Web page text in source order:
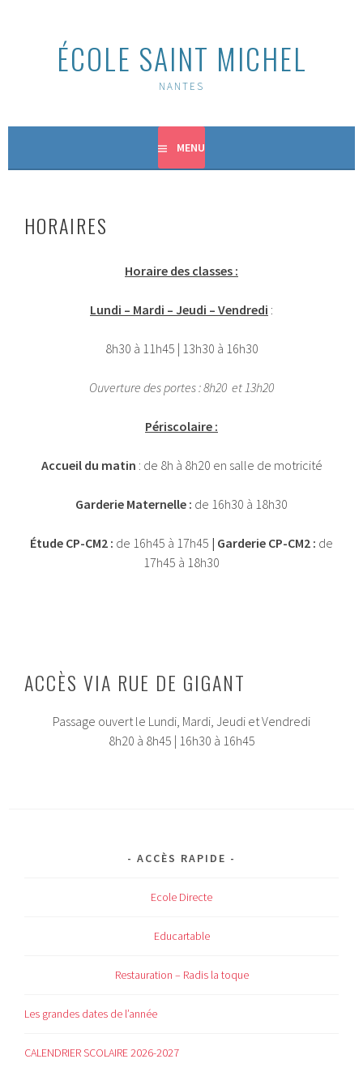
ÉCOLE SAINT MICHEL
NANTES
MENU
HORAIRES
Horaire des classes :
Lundi – Mardi – Jeudi – Vendredi :
8h30 à 11h45 | 13h30 à 16h30
Ouverture des portes : 8h20 et 13h20
Périscolaire :
Accueil du matin : de 8h à 8h20 en salle de motricité
Garderie Maternelle : de 16h30 à 18h30
Étude CP-CM2 : de 16h45 à 17h45 | Garderie CP-CM2 : de
17h45 à 18h30
ACCÈS VIA RUE DE GIGANT
Passage ouvert le Lundi, Mardi, Jeudi et Vendredi
8h20 à 8h45 | 16h30 à 16h45
ACCÈS RAPIDE
Ecole Directe
Educartable
Restauration – Radis la toque
Les grandes dates de l’année
CALENDRIER SCOLAIRE 2026-2027